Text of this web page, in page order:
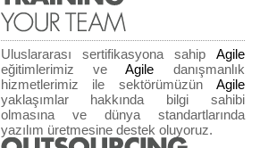
Uluslararası sertifikasyona sahip Agile
eğitimlerimiz veAgile danışmanlık
hizmetlerimiz ile sektörümüzün Agile
yaklaşımlar hakkında bilgi sahibi
olmasına ve dünya standartlarında
yazılım üretmesine destek oluyoruz.